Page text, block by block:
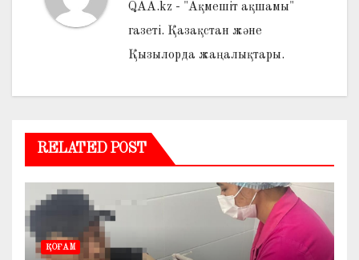
QAA.kz - "Ақмешіт ақшамы"
газеті. Қазақстан және
Қызылорда жаңалықтары.
RELATED POST
ҚОҒАМ